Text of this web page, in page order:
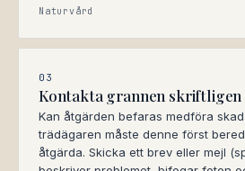
Naturvård
03
Kontakta grannen skriftligen
Kan åtgärden befaras medföra
trädägaren måste denne först
åtgärda. Skicka ett brev eller mejl